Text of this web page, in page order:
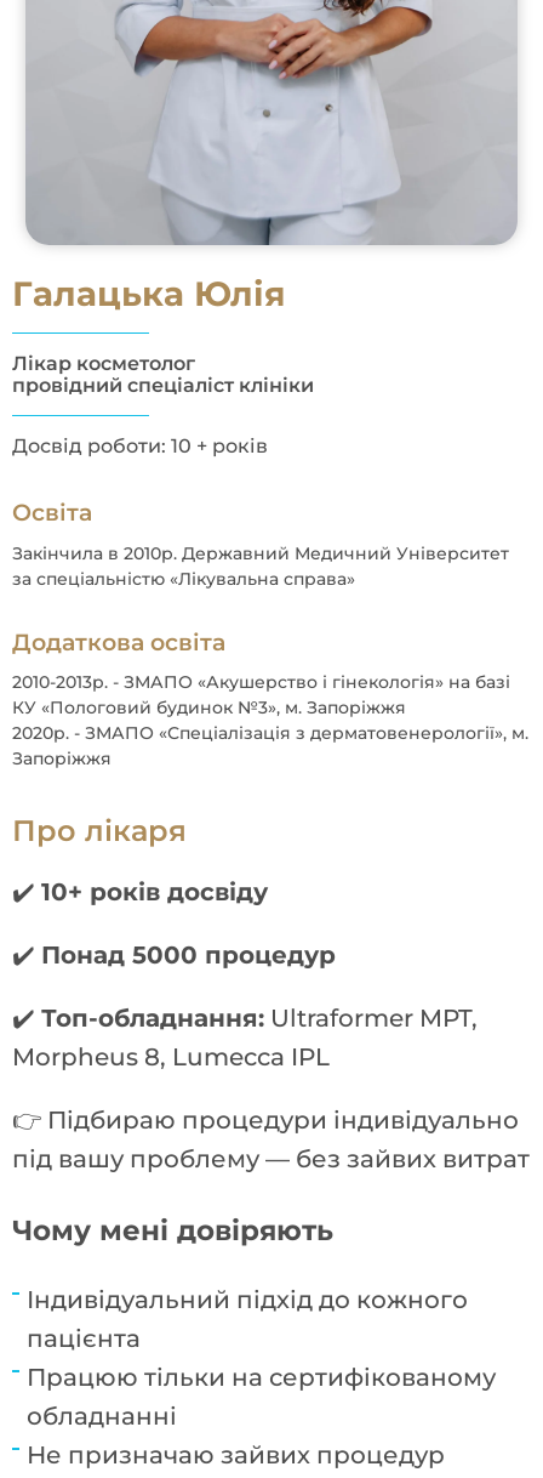
Галацька Юлія
Лікар косметолог
провідний спеціаліст клініки
Досвід роботи: 10 + років
Освіта
Закінчила в 2010р. Державний Медичний Університет
за спеціальністю «Лікувальна справа»
Додаткова освіта
2010-2013р. - ЗМАПО «Акушерство і гінекологія» на базі
КУ «Пологовий будинок №3», м. Запоріжжя
2020р. - ЗМАПО «Спеціалізація з дерматовенерології», м.
Запоріжжя
Про лікаря
✔️ 10+ років досвіду
✔️ Понад 5000 процедур
✔️ Топ-обладнання: Ultraformer MPT,
Morpheus 8, Lumecca IPL
👉 Підбираю процедури індивідуально
під вашу проблему — без зайвих витрат
Чому мені довіряють
Індивідуальний підхід до кожного
пацієнта
Працюю тільки на сертифікованому
обладнанні
Не призначаю зайвих процедур